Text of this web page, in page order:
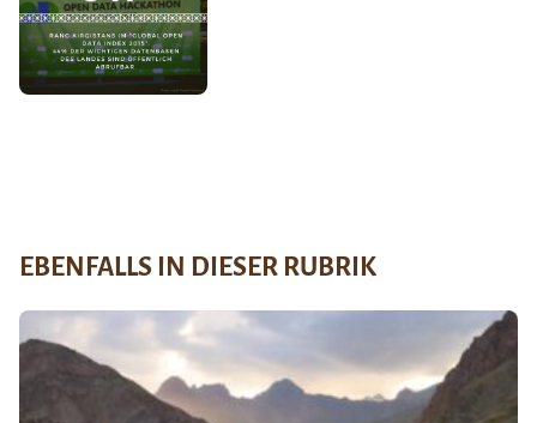
EBENFALLS IN DIESER RUBRIK